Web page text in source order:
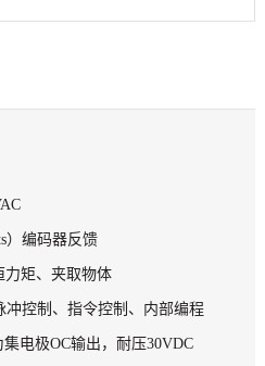
）编码器反馈
力矩、夹取物体
控制、指令控制、内部编程
电极OC输出，耐压30VDC